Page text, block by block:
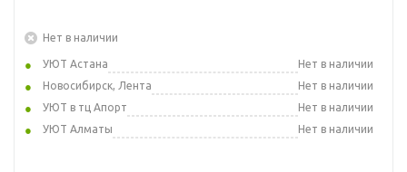
Нет в наличии
УЮТ Астана
Нет в наличии
Новосибирск, Лента
Нет в наличии
УЮТ в тц Апорт
Нет в наличии
УЮТ Алматы
Нет в наличии